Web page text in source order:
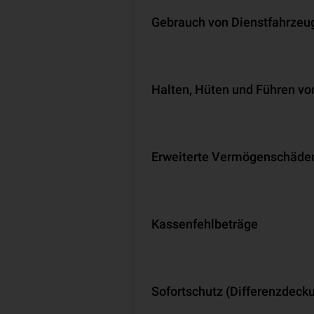
Gebrauch von
Halten, Hüten und Führen
Erweiterte
Kassenfehlbeträge
Sofortschutz